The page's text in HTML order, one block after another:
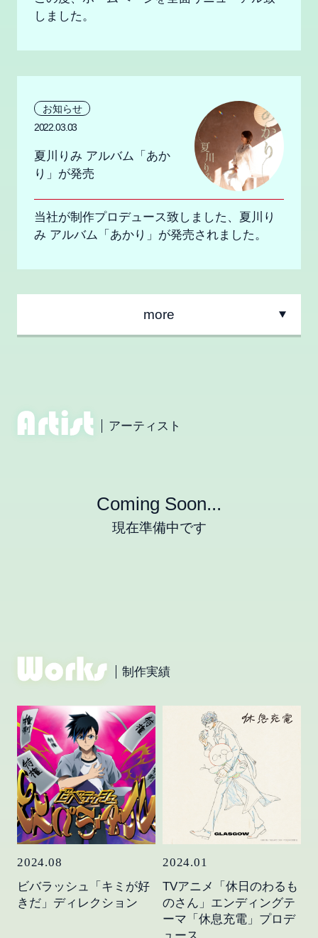
しました。
お知らせ
2022.03.03
夏川りみ アルバム「あか
り」が発売
当社が制作プロデュース致しました、夏川り
み アルバム「あかり」が発売されました。
more
アーティスト
Coming Soon...
現在準備中です
制作実績
2024.08
ビバラッシュ「キミが好
きだ」ディレクション
2024.01
TVアニメ「休日のわるも
のさん」エンディングテ
ーマ「休息充電」プロデ